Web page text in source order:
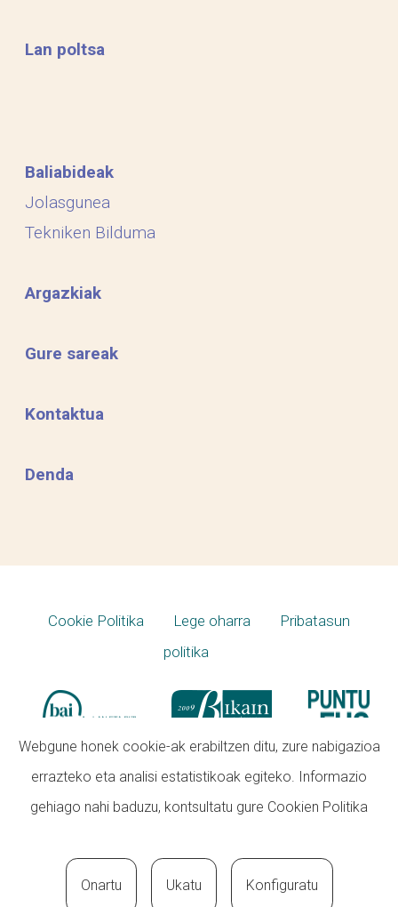
Lan poltsa
Baliabideak
Jolasgunea
Tekniken Bilduma
Argazkiak
Gure sareak
Kontaktua
Denda
Cookie Politika Lege oharra
Pribatasun
politika
Webgune honek cookie-ak erabiltzen ditu, zure nabigazioa
errazteko eta analisi estatistikoak egiteko. Informazio
gehiago nahi baduzu, kontsultatu gure Cookien Politika
Onartu Ukatu Konfiguratu